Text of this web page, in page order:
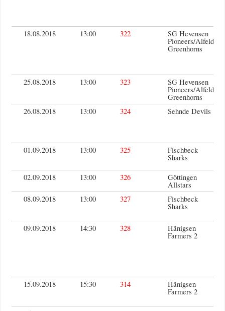
18.08.2018 13:00 322 SG Hevensen
Pioneers/Alfeld
Greenhorns
25.08.2018 13:00 323 SG Hevensen
Pioneers/Alfeld
Greenhorns
26.08.2018
13:00 324 Sehnde Devils
01.09.2018 13:00 325 Fischbeck
Sharks
02.09.2018 13:00 326 Göttingen
Allstars
08.09.2018
13:00 327 Fischbeck
Sharks
09.09.2018 14:30 328 Hänigsen
Farmers 2
15.09.2018 15:30 314 Hänigsen
Farmers 2